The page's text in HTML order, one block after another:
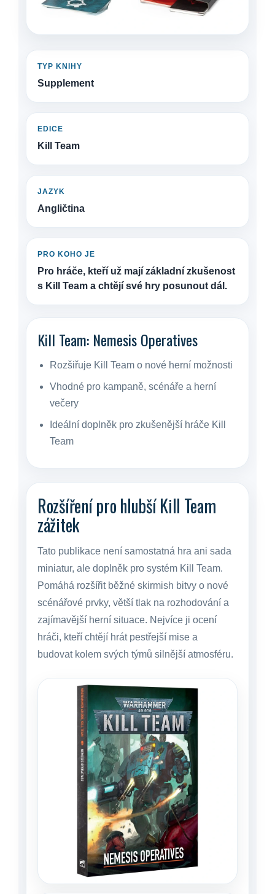
TYP KNIHY
Supplement
EDICE
Kill Team
JAZYK
Angličtina
PRO KOHO JE
Pro hráče, kteří už mají základní zkušenost
s Kill Team a chtějí své hry posunout dál.
Kill Team: Nemesis Operatives
Rozšiřuje Kill Team o nové herní možnosti
Vhodné pro kampaně, scénáře a herní
večery
Ideální doplněk pro zkušenější hráče Kill
Team
Rozšíření pro hlubší Kill Team
zážitek
Tato publikace není samostatná hra ani sada
miniatur, ale doplněk pro systém Kill Team.
Pomáhá rozšířit běžné skirmish bitvy o nové
scénářové prvky, větší tlak na rozhodování a
zajímavější herní situace. Nejvíce ji ocení
hráči, kteří chtějí hrát pestřejší mise a
budovat kolem svých týmů silnější atmosféru.